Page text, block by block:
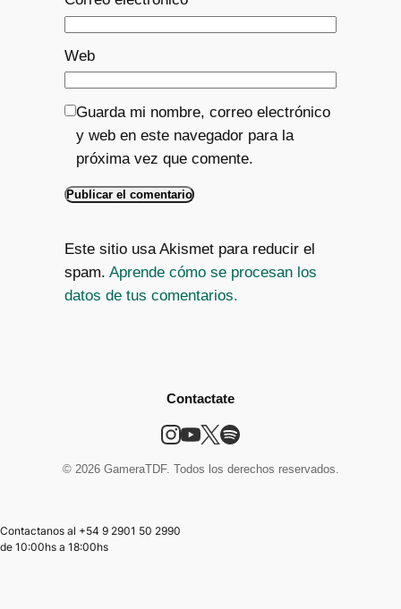
Web
Guarda mi nombre, correo electrónico
y web en este navegador para la
próxima vez que comente.
Este sitio usa Akismet para reducir el
spam. Aprende cómo se procesan los
datos de tus comentarios.
Contactate
© 2026 GameraTDF. Todos los derechos reservados.
Contactanos al +54 9 2901 50 2990
de 10:00hs a 18:00hs